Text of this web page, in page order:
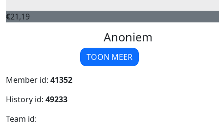
€21,19
Anoniem
TOON MEER
Member id: 41352
History id: 49233
Team id: